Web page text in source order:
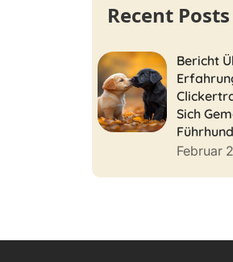
Recent Posts
Bericht
Sich
Februar